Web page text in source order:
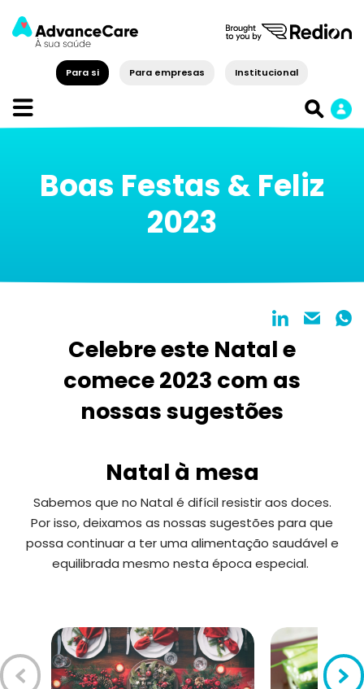
Para si Para empresas Institucional
Boas Festas & Feliz
2023
Celebre este Natal e
comece 2023 com as
nossas sugestões
Natal à mesa
Sabemos que no Natal é difícil resistir aos doces.
Por isso,deixamos as nossas sugestões para que
possa continuar a ter uma alimentação saudável e
equilibrada mesmo nesta época especial.